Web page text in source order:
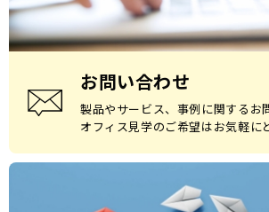
お問い合わせ
製品やサービス、事例に関するお
オフィス見学のご希望はお気軽に